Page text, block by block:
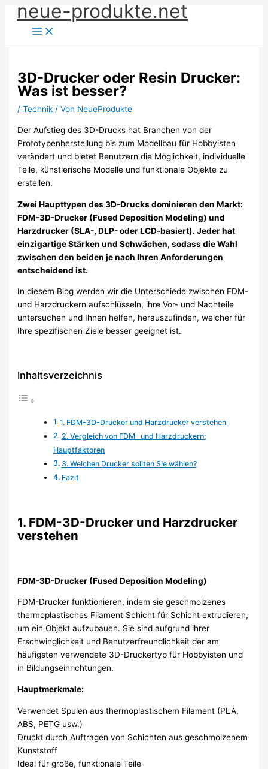
Zum
Inhalt
springen
neue-produkte.net
3D-Drucker oder Resin Drucker:
Was ist besser?
/Technik / Von NeueProdukte
Der Aufstieg des 3D-Drucks hat Branchen von der
Prototypenherstellung bis zum Modellbau für Hobbyisten
verändert und bietet Benutzern die Möglichkeit, individuelle
Teile, künstlerische Modelle und funktionale Objekte zu
erstellen.
Zwei Haupttypen des 3D-Drucks dominieren den Markt:
FDM-3D-Drucker (Fused Deposition Modeling) und
Harzdrucker (SLA-, DLP- oder LCD-basiert). Jeder hat
einzigartige Stärken und Schwächen, sodass die Wahl
zwischen den beiden je nach Ihren Anforderungen
entscheidend ist.
In diesem Blog werden wir die Unterschiede zwischen FDM-
und Harzdruckern aufschlüsseln, ihre Vor- und Nachteile
untersuchen und Ihnen helfen, herauszufinden, welcher für
Ihre spezifischen Ziele besser geeignet ist.
Inhaltsverzeichnis
1. FDM-3D-Drucker und Harzdrucker verstehen
2. Vergleich von FDM- und Harzdruckern:
Hauptfaktoren
3. Welchen Drucker sollten Sie wählen?
Fazit
1. FDM-3D-Drucker und Harzdrucker
verstehen
FDM-3D-Drucker (Fused Deposition Modeling)
FDM-Drucker funktionieren, indem sie geschmolzenes
thermoplastisches Filament Schicht für Schicht extrudieren,
um ein Objekt aufzubauen. Sie sind aufgrund ihrer
Erschwinglichkeit und Benutzerfreundlichkeit der am
häufigsten verwendete 3D-Druckertyp für Hobbyisten und
in Bildungseinrichtungen.
Hauptmerkmale:
Verwendet Spulen aus thermoplastischem Filament (PLA,
ABS, PETG usw.)
Druckt durch Auftragen von Schichten aus geschmolzenem
Kunststoff
Ideal für große, funktionale Teile